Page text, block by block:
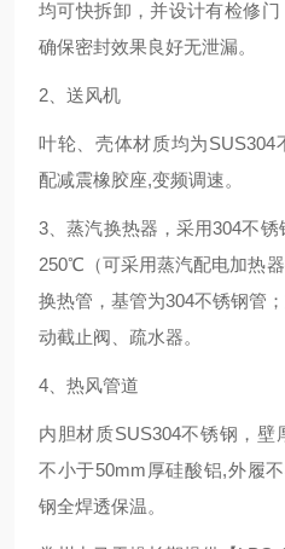
均可快拆卸，并设计有检修
确保密封效果良好无泄漏。
2、送风机
叶轮、壳体材质均为SUS304
配减震橡胶座,变频调速。
3、蒸汽换热器，采用304不
250℃（可采用蒸汽配电加热
换热管，基管为304不锈钢管
动截止阀、疏水器。
4、热风管道
内胆材质SUS304不锈钢，壁
不小于50mm厚硅酸铝,外履
钢全焊透保温。